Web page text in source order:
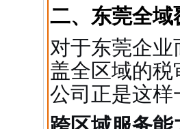
二、东莞全
对于东莞企
盖全区域的
公司正是这